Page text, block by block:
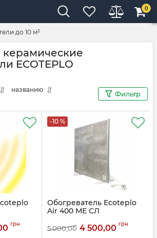
0
до 10 м²
ECOTEPLO
названию
Фильтр
грн
-10 %
Обогреватель Ecoteplo
Air 400 МЕ СЛ
5 000,00 4 500,00 грн